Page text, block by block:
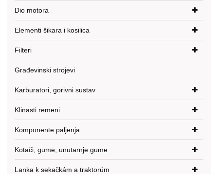
Dio motora
Elementi šikara i kosilica
Filteri
Građevinski strojevi
Karburatori, gorivni sustav
Klinasti remeni
Komponente paljenja
Kotači, gume, unutarnje gume
Lanka k sekačkám a traktorům